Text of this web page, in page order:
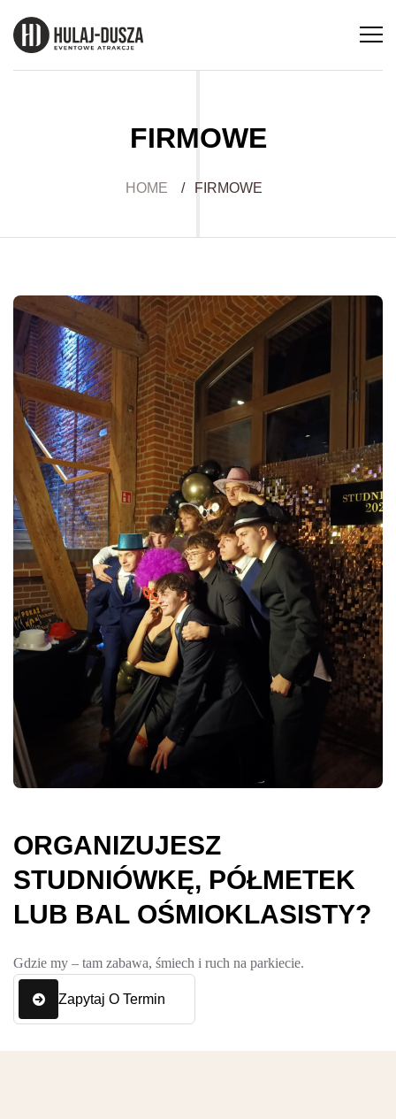
FIRMOWE
HOME / FIRMOWE
ORGANIZUJESZ
STUDNIÓWKĘ, PÓŁMETEK
LUB BAL OŚMIOKLASISTY?
Gdzie my – tam zabawa, śmiech i ruch na parkiecie.
Zapytaj O Termin